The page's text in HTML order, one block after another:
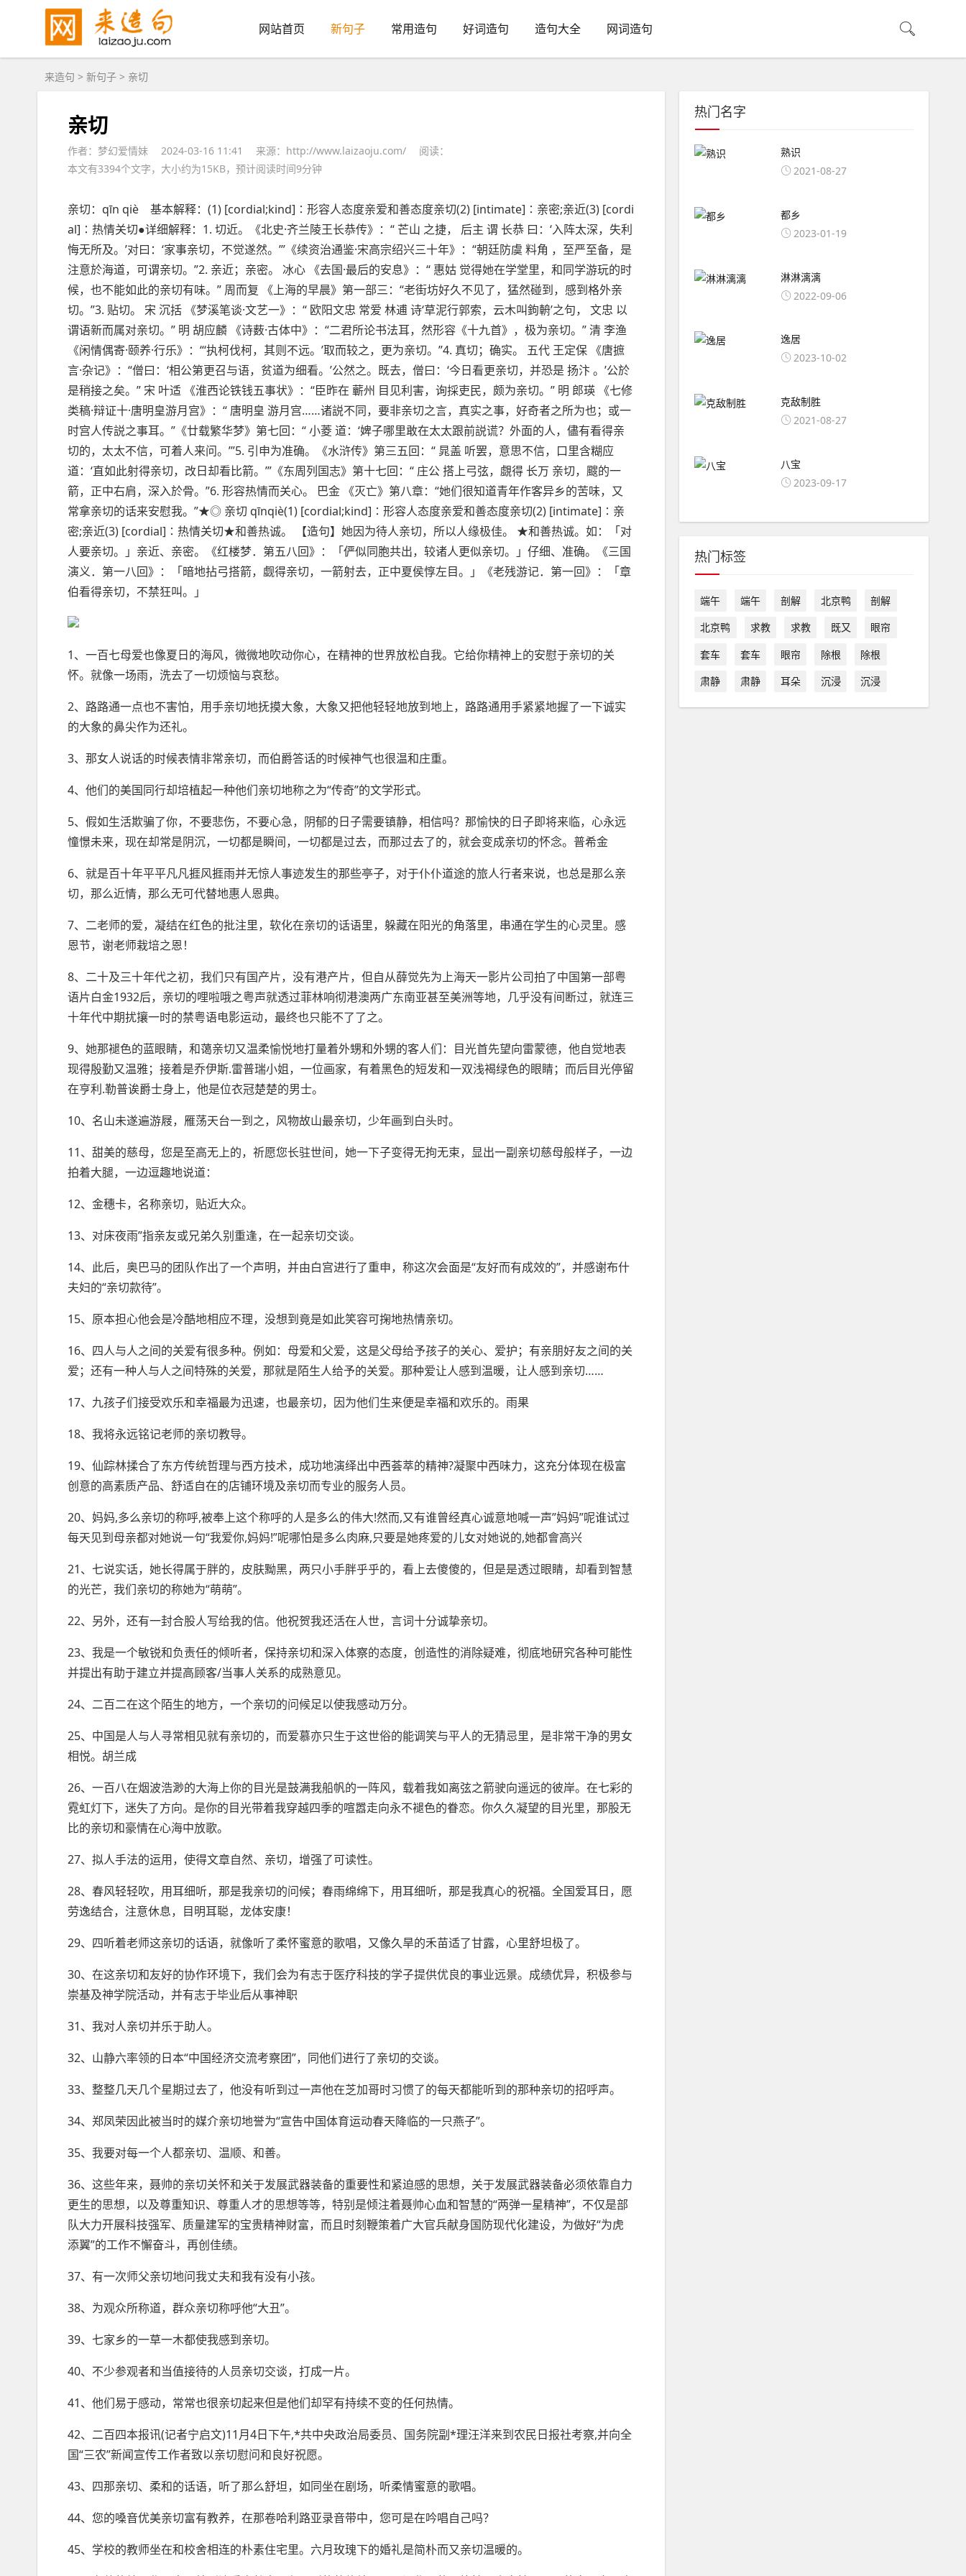
网站首页 新句子 常用造句 好词造句 造句大全 网词造句
来造句 > 新句子 > 亲切
亲切
作者：梦幻爱情妹 2024-03-16 11:41 来源：http://www.laizaoju.com/
阅读：
本文有3394个文字，大小约为15KB，预计阅读时间9分钟
亲切：qīn qiè 基本解释：(1) [cordial;kind]∶形容人态度亲爱和善态度亲切(2) [intimate]∶亲密;亲近(3) [cordi
al]∶热情关切●详细解释：1. 切近。《北史·齐兰陵王长恭传》：“ 芒山 之捷， 后主 谓 长恭 曰：‘入阵太深，失利
悔无所及。’对曰：‘家事亲切，不觉遂然。’”《续资治通鉴·宋高宗绍兴三十年》：“朝廷防虞 料角 ，至严至备，是
注意於海道，可谓亲切。”2. 亲近；亲密。 冰心 《去国·最后的安息》：“ 惠姑 觉得她在学堂里，和同学游玩的时
候，也不能如此的亲切有味。” 周而复 《上海的早晨》第一部三：“老街坊好久不见了，猛然碰到，感到格外亲
切。”3. 贴切。 宋 沉括 《梦溪笔谈·文艺一》：“ 欧阳文忠 常爱 林逋 诗‘草泥行郭索，云木叫鉤輈’之句， 文忠 以
谓语新而属对亲切。” 明 胡应麟 《诗薮·古体中》：“二君所论书法耳，然形容《十九首》，极为亲切。” 清 李渔
《闲情偶寄·颐养·行乐》：“‘执柯伐柯，其则不远。’取而较之，更为亲切。”4. 真切；确实。 五代 王定保 《唐摭
言·杂记》：“僧曰：‘相公第更召与语，贫道为细看。’公然之。既去，僧曰：‘今日看更亲切，并恐是 扬汴 。’公於
是稍接之矣。” 宋 叶适 《淮西论铁钱五事状》：“臣昨在 蘄州 目见利害，询採吏民，颇为亲切。” 明 郎瑛 《七修
类稿·辩证十·唐明皇游月宫》：“ 唐明皇 游月宫……诸説不同，要非亲切之言，真实之事，好奇者之所为也；或一
时宫人传説之事耳。”《廿载繁华梦》第七回：“ 小菱 道：‘婢子哪里敢在太太跟前説谎？外面的人，儘有看得亲
切的，太太不信，可着人来问。’”5. 引申为准确。《水浒传》第三五回：“ 晁盖 听罢，意思不信，口里含糊应
道：‘直如此射得亲切，改日却看比箭。’”《东周列国志》第十七回：“ 庄公 搭上弓弦，覷得 长万 亲切，颼的一
箭，正中右肩，深入於骨。”6. 形容热情而关心。 巴金 《灭亡》第八章：“她们很知道青年作客异乡的苦味，又
常拿亲切的话来安慰我。”★◎ 亲切 qīnqiè(1) [cordial;kind]∶形容人态度亲爱和善态度亲切(2) [intimate]∶亲
密;亲近(3) [cordial]∶热情关切★和善热诚。 【造句】她因为待人亲切，所以人缘极佳。 ★和善热诚。如：「对
人要亲切。」亲近、亲密。《红楼梦．第五八回》：「俨似同胞共出，较诸人更似亲切。」仔细、准确。《三国
演义．第一八回》：「暗地拈弓搭箭，觑得亲切，一箭射去，正中夏侯惇左目。」《老残游记．第一回》：「章
伯看得亲切，不禁狂叫。」
1、一百七母爱也像夏日的海风，微微地吹动你心，在精神的世界放松自我。它给你精神上的安慰于亲切的关
怀。就像一场雨，洗去了一切烦恼与哀愁。
2、路路通一点也不害怕，用手亲切地抚摸大象，大象又把他轻轻地放到地上，路路通用手紧紧地握了一下诚实
的大象的鼻尖作为还礼。
3、那女人说话的时候表情非常亲切，而伯爵答话的时候神气也很温和庄重。
4、他们的美国同行却培植起一种他们亲切地称之为“传奇”的文学形式。
5、假如生活欺骗了你，不要悲伤，不要心急，阴郁的日子需要镇静，相信吗？那愉快的日子即将来临，心永远
憧憬未来，现在却常是阴沉，一切都是瞬间，一切都是过去，而那过去了的，就会变成亲切的怀念。普希金
6、就是百十年平平凡凡捱风捱雨并无惊人事迹发生的那些亭子，对于仆仆道途的旅人行者来说，也总是那么亲
切，那么近情，那么无可代替地惠人恩典。
7、二老师的爱，凝结在红色的批注里，软化在亲切的话语里，躲藏在阳光的角落里，串通在学生的心灵里。 感
恩节，谢老师栽培之恩！
8、二十及三十年代之初，我们只有国产片，没有港产片，但自从薛觉先为上海天一影片公司拍了中国第一部粤
语片白金1932后，亲切的哩啦哦之粤声就透过菲林响彻港澳两广东南亚甚至美洲等地，几乎没有间断过，就连三
十年代中期扰攘一时的禁粤语电影运动，最终也只能不了了之。
9、她那褪色的蓝眼睛，和蔼亲切又温柔愉悦地打量着外甥和外甥的客人们：目光首先望向雷蒙德，他自觉地表
现得殷勤又温雅；接着是乔伊斯.雷普瑞小姐，一位画家，有着黑色的短发和一双浅褐绿色的眼睛；而后目光停留
在亨利.勒普诶爵士身上，他是位衣冠楚楚的男士。
10、名山未遂遍游屐，雁荡天台一到之，风物故山最亲切，少年画到白头时。
11、甜美的慈母，您是至高无上的，祈愿您长驻世间，她一下子变得无拘无束，显出一副亲切慈母般样子，一边
拍着大腿，一边逗趣地说道：
12、金穗卡，名称亲切，贴近大众。
13、对床夜雨”指亲友或兄弟久别重逢，在一起亲切交谈。
14、此后，奥巴马的团队作出了一个声明，并由白宫进行了重申，称这次会面是“友好而有成效的”，并感谢布什
夫妇的“亲切款待”。
15、原本担心他会是冷酷地相应不理，没想到竟是如此笑容可掬地热情亲切。
16、四人与人之间的关爱有很多种。例如：母爱和父爱，这是父母给予孩子的关心、爱护；有亲朋好友之间的关
爱；还有一种人与人之间特殊的关爱，那就是陌生人给予的关爱。那种爱让人感到温暖，让人感到亲切……
17、九孩子们接受欢乐和幸福最为迅速，也最亲切，因为他们生来便是幸福和欢乐的。雨果
18、我将永远铭记老师的亲切教导。
19、仙踪林揉合了东方传统哲理与西方技术，成功地演绎出中西荟萃的精神?凝聚中西味力，这充分体现在极富
创意的高素质产品、舒适自在的店铺环境及亲切而专业的服务人员。
20、妈妈,多么亲切的称呼,被奉上这个称呼的人是多么的伟大!然而,又有谁曾经真心诚意地喊一声”妈妈”呢谁试过
每天见到母亲都对她说一句“我爱你,妈妈!”呢哪怕是多么肉麻,只要是她疼爱的儿女对她说的,她都會高兴
21、七说实话，她长得属于胖的，皮肤黝黑，两只小手胖乎乎的，看上去傻傻的，但是是透过眼睛，却看到智慧
的光芒，我们亲切的称她为“萌萌”。
22、另外，还有一封合股人写给我的信。他祝贺我还活在人世，言词十分诚挚亲切。
23、我是一个敏锐和负责任的倾听者，保持亲切和深入体察的态度，创造性的消除疑难，彻底地研究各种可能性
并提出有助于建立并提高顾客/当事人关系的成熟意见。
24、二百二在这个陌生的地方，一个亲切的问候足以使我感动万分。
25、中国是人与人寻常相见就有亲切的，而爱慕亦只生于这世俗的能调笑与平人的无猜忌里，是非常干净的男女
相悦。胡兰成
26、一百八在烟波浩渺的大海上你的目光是鼓满我船帆的一阵风，载着我如离弦之箭驶向遥远的彼岸。在七彩的
霓虹灯下，迷失了方向。是你的目光带着我穿越四季的喧嚣走向永不褪色的眷恋。你久久凝望的目光里，那股无
比的亲切和豪情在心海中放歌。
27、拟人手法的运用，使得文章自然、亲切，增强了可读性。
28、春风轻轻吹，用耳细听，那是我亲切的问候；春雨绵绵下，用耳细听，那是我真心的祝福。全国爱耳日，愿
劳逸结合，注意休息，目明耳聪，龙体安康！
29、四听着老师这亲切的话语，就像听了柔怀蜜意的歌唱，又像久旱的禾苗适了甘露，心里舒坦极了。
30、在这亲切和友好的协作环境下，我们会为有志于医疗科技的学子提供优良的事业远景。成绩优异，积极参与
崇基及神学院活动，并有志于毕业后从事神职
31、我对人亲切并乐于助人。
32、山静六率领的日本“中国经济交流考察团”，同他们进行了亲切的交谈。
33、整整几天几个星期过去了，他没有听到过一声他在芝加哥时习惯了的每天都能听到的那种亲切的招呼声。
34、郑凤荣因此被当时的媒介亲切地誉为“宣告中国体育运动春天降临的一只燕子”。
35、我要对每一个人都亲切、温顺、和善。
36、这些年来，聂帅的亲切关怀和关于发展武器装备的重要性和紧迫感的思想，关于发展武器装备必须依靠自力
更生的思想，以及尊重知识、尊重人才的思想等等，特别是倾注着聂帅心血和智慧的“两弹一星精神”，不仅是部
队大力开展科技强军、质量建军的宝贵精神财富，而且时刻鞭策着广大官兵献身国防现代化建设，为做好“为虎
添翼”的工作不懈奋斗，再创佳绩。
37、有一次师父亲切地问我丈夫和我有没有小孩。
38、为观众所称道，群众亲切称呼他“大丑”。
39、七家乡的一草一木都使我感到亲切。
40、不少参观者和当值接待的人员亲切交谈，打成一片。
41、他们易于感动，常常也很亲切起来但是他们却罕有持续不变的任何热情。
42、二百四本报讯(记者宁启文)11月4日下午,*共中央政治局委员、 国务院副*理汪洋来到农民日报社考察,并向全
国“三农”新闻宣传工作者致以亲切慰问和良好祝愿。
43、四那亲切、柔和的话语，听了那么舒坦，如同坐在剧场，听柔情蜜意的歌唱。
44、您的嗓音优美亲切富有教养，在那卷哈利路亚录音带中，您可是在吟唱自己吗？
45、学校的教师坐在和校舍相连的朴素住宅里。六月玫瑰下的婚礼是简朴而又亲切温暖的。
热门名字
熟识
2021-08-27
都乡
2023-01-19
淋淋漓漓
2022-09-06
逸居
2023-10-02
克敌制胜
2021-08-27
八宝
2023-09-17
热门标签
端午 端午 剖解 北京鸭
剖解
北京鸭
求教 求教 既又
眼帘
套车
套车 眼帘 除根
除根
肃静
肃静 耳朵 沉浸 沉浸